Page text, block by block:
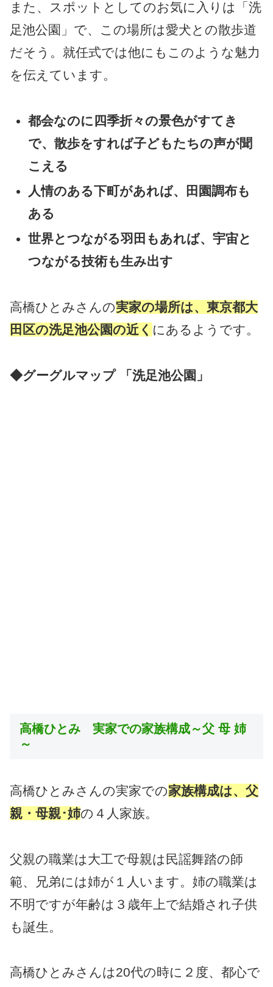
また、スポットとしてのお気に入りは「洗
足池公園」で、この場所は愛犬との散歩道
だそう。就任式では他にもこのような魅力
を伝えています。
都会なのに四季折々の景色がすてき
で、散歩をすれば子どもたちの声が聞
こえる
人情のある下町があれば、田園調布も
ある
世界とつながる羽田もあれば、宇宙と
つながる技術も生み出す
高橋ひとみさんの実家の場所は、東京都大
田区の洗足池公園の近く にあるようです。
◆グーグルマップ 「洗足池公園」
高橋ひとみ 実家での家族構成～父 母 姉
～
高橋ひとみさんの実家での家族構成は、 父
親・母親･姉の４人家族。
父親の職業は大工で母親は民謡舞踏の師
範、兄弟には姉が１人います。姉の職業は
不明ですが年齢は３歳年上で結婚され子供
も誕生。
高橋ひとみさんは20代の時に２度、都心で